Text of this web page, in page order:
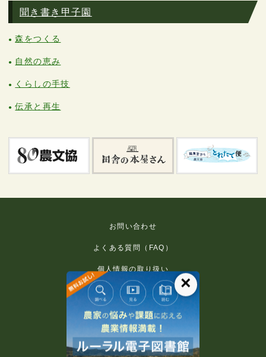
聞き書き甲子園
森をつくる
自然の恵み
くらしの手技
伝承と再生
お問い合わせ
よくある質問（FAQ）
個人情報の取り扱い
免責事項
利用規約
推奨環境
著作権等について
×